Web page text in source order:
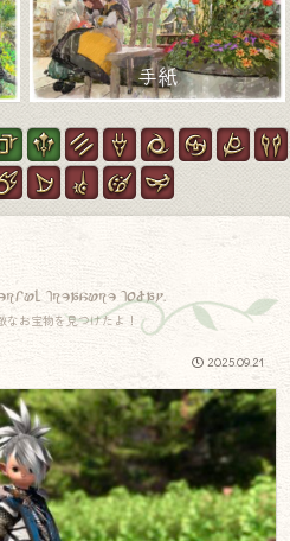
手紙
treasure today.
なお宝物を見つけたよ！
2025.09.21